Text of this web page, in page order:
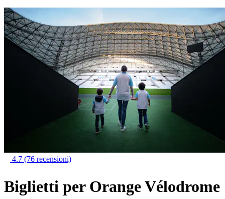
4.7 (76 recensioni)
Biglietti per Orange Vélodrome